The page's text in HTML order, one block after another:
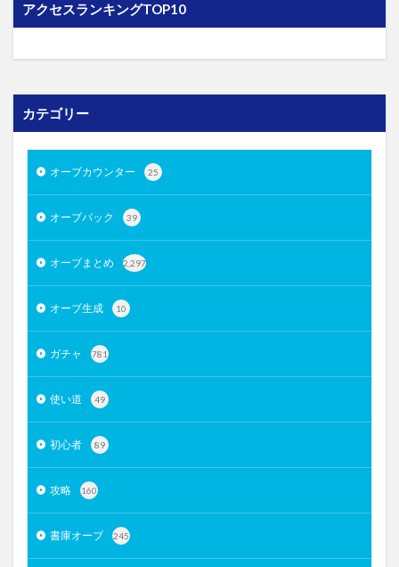
アクセスランキングTOP10
カテゴリー
オーブカウンター 25
オーブバック 39
オーブまとめ 2,297
オーブ生成 10
ガチャ 781
使い道 49
初心者 89
攻略 160
書庫オーブ 245